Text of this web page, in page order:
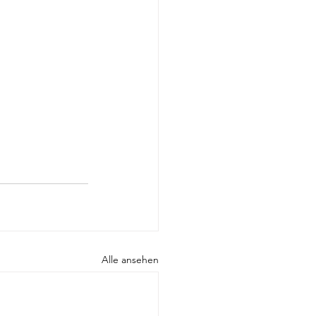
Alle ansehen